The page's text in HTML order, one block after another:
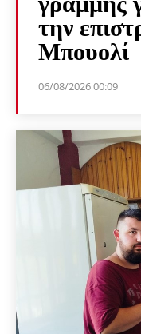
την
Μπουολί
06/08/2026 00:09